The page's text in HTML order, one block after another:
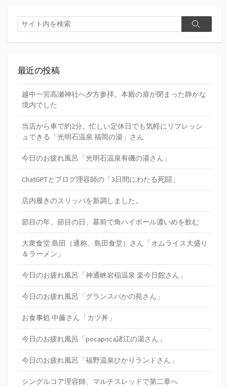
検
索
検
最近の投稿
越中一宮高瀬神社へ夕方参拝。本殿の扉が閉まった静かな
境内でした
当店から車で約2分。忙しい定休日でも気軽にリフレッシ
ュできる「光明石温泉 福岡の湯」さん
今日のお疲れ風呂「光明石温泉有磯の湯さん」
ChatGPTとブログ理容師の「3日間にわたる死闘」
店内履きのスリッパを新調しました。
節目の年、節目の日、墓前で角ハイボール濃いめを飲む
大衆食堂 島田（通称、島田食堂）さん「オムライス大盛り
＆ラーメン」
今日のお疲れ風呂「神通峡岩稲温泉 楽今日館さん」
今日のお疲れ風呂「グランスパかの苑さん」
お食事処 中藤さん「カツ丼」
今日のお疲れ風呂「pocapoca諸江の湯さん」
今日のお疲れ風呂「福野温泉ひかりランドさん」
シングルコア理容師、マルチスレッドで第二章へ